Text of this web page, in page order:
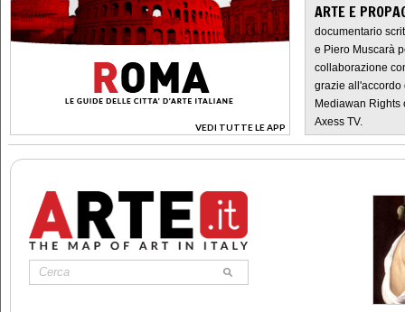
VEDI TUTTE LE APP
>
ARTE E
documentario
e Piero Muscarà
collaborazione
grazie all'accordo
Mediawan Rights
Axess TV.